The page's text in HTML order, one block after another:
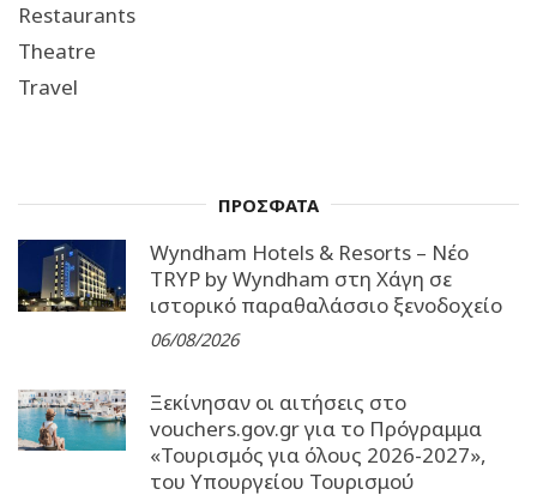
Restaurants
Theatre
Travel
ΠΡΟΣΦΑΤΑ
Wyndham Hotels & Resorts – Νέο
TRYP by Wyndham στη Χάγη σε
ιστορικό παραθαλάσσιο ξενοδοχείο
06/08/2026
Ξεκίνησαν οι αιτήσεις στο
vouchers.gov.gr για το Πρόγραμμα
«Τουρισμός για όλους 2026-2027»,
του Υπουργείου Τουρισμού